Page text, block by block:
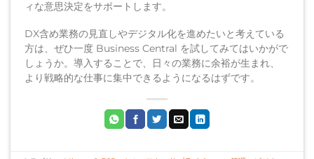
ィな意思決定をサポートします。
DX含め業務の見直しやデジタル化を進めたいと考えている
方は、ぜひ一度 Business Central を試してみてはいかがで
しょうか。導入することで、日々の業務に余裕が生まれ、
より戦略的な仕事に集中できるようになるはずです。